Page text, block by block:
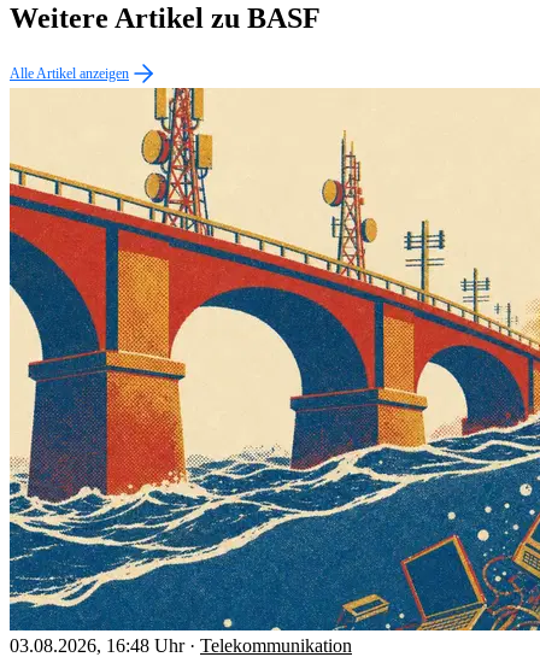
Weitere Artikel zu BASF
Alle Artikel anzeigen
03.08.2026, 16:48 Uhr · Telekommunikation